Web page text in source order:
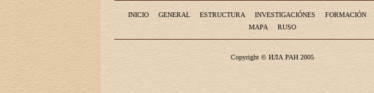
INICIO GENERAL ESTRUCTURA INVESTIGACIÓNES FORMACIÓN
MAPA
RUSO
Copyright © ИЛА РАН 2005